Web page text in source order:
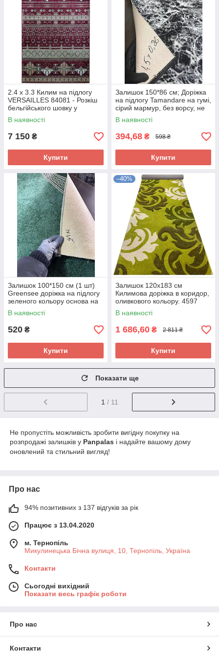
2.4 x 3.3 Килим на підлогу
VERSAILLES 84081 - Розкіш
бельгійського шовку у
вашому інтер'єрі
В наявності
7 150 ₴
Купити
Залишок 150*86 см; Доріжка
на підлогу Tamandare на гумі,
сірий мармур, без ворсу, не
ковзає по підлозі
В наявності
394,68 ₴ 598 ₴
Купити
Залишок 100*150 см (1 шт)
Greensee доріжка на підлогу
зеленого кольору основа на
войлоці для коридору, кухні
В наявності
520 ₴
Купити
–40%
Залишок 120х183 см
Килимова доріжка в коридор,
оливкового кольору. 4597
В наявності
1 686,60 ₴ 2 811 ₴
Купити
Показати ще
1 / 11
Не пропустіть можливість зробити вигідну покупку на
розпродажі залишків у Panpalas і надайте вашому дому
оновлений та стильний вигляд!
Про нас
94% позитивних з 137 відгуків за рік
Працює з 13.04.2020
м. Тернопіль
Микулинецька Бічна вулиця, 10, Тернопіль, Україна
Контакти
Сьогодні вихідний
Показати весь графік роботи
Про нас
Контакти